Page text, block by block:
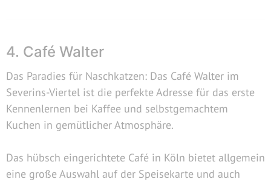
4. Café Walter
Das Paradies für Naschkatzen: Das Café Walter im
Severins-Viertel ist die perfekte Adresse für das erste
Kennenlernen bei Kaffee und selbstgemachtem
Kuchen in gemütlicher Atmosphäre.
Das hübsch eingerichtete Café in Köln bietet allgemein
eine große Auswahl auf der Speisekarte und auch